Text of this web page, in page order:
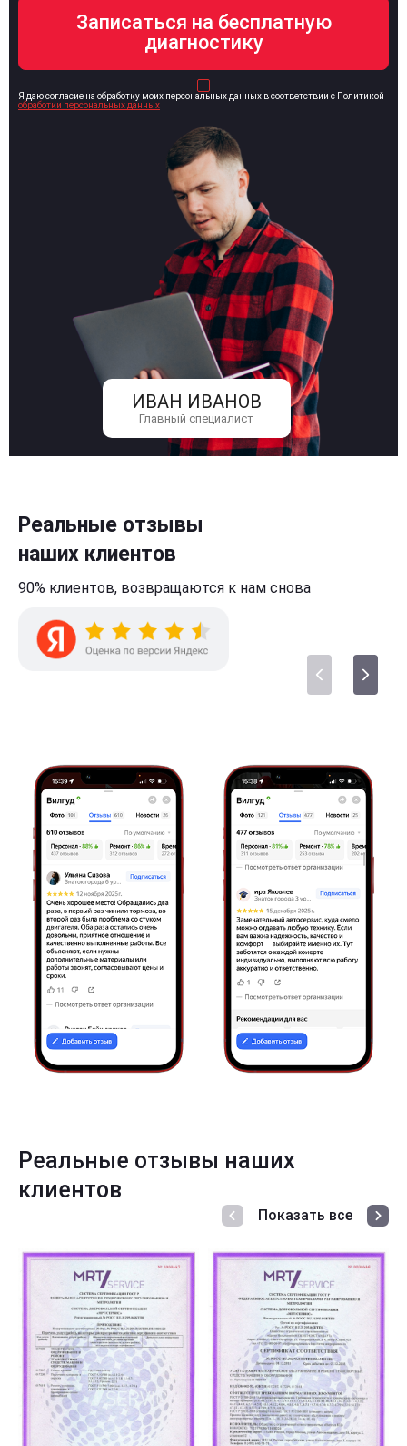
ИВАН ИВАНОВ
Главный специалист
Я даю согласие на обработку моих персональных данных в соответствии с Политикой
обработки персональных данных
Реальные отзывы
наших клиентов
90% клиентов, возвращаются к нам снова
Реальные отзывы наших
клиентов
Показать все